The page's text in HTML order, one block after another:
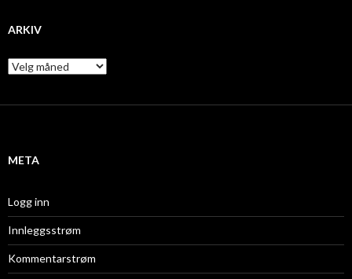
ARKIV
A
r
i
META
Logg inn
Innleggsstrøm
Kommentarstrøm